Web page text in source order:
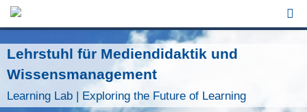
Jump to Navigation
Lehrstuhl für Mediendidaktik und
Wissensmanagement
Learning Lab | Exploring the Future of Learning